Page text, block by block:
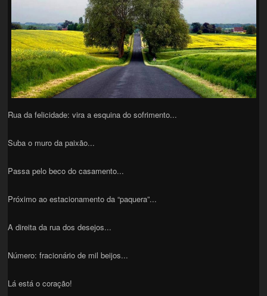
Rua da felicidade: vira a esquina do sofrimento...
Suba o muro da paixão...
Passa pelo beco do casamento...
Próximo ao estacionamento da “paquera”...
A direita da rua dos desejos...
Número: fracionário de mil beijos...
Lá está o coração!